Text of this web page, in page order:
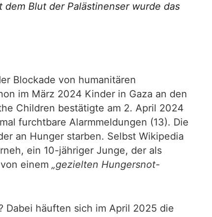
Blut der Palästinenser wurde das
Blockade von humanitären
im März 2024 Kinder in Gaza an den
Children bestätigte am 2. April 2024
furchtbare Alarmmeldungen (13). Die
an Hunger starben. Selbst Wikipedia
ein 10-jähriger Junge, der als
einem „gezielten Hungersnot-
Dabei häuften sich im April 2025 die